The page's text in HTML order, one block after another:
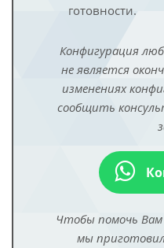
готовности.
Конфигурация
не является
изменениях
сообщить
Чтобы помочь
мы